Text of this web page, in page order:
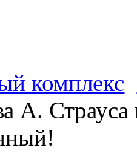
комплекс
А. Страуса